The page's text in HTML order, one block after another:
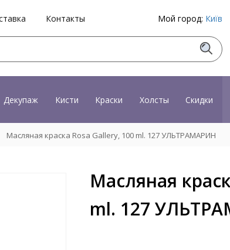
Контакты Мой город: Київ
Декупаж Кисти Краски Холсты Скидки
Масляная краска Rosa Gallery, 100 ml. 127 УЛЬТРАМАРИН
Масляная
ml. 127